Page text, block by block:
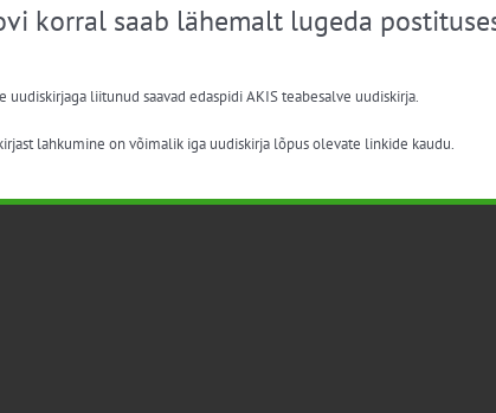
korral saab lähemalt lugeda
uudiskirjaga liitunud saavad edaspidi AKIS teabesalve uudiskirja.
lahkumine on võimalik iga uudiskirja lõpus olevate linkide kaudu.